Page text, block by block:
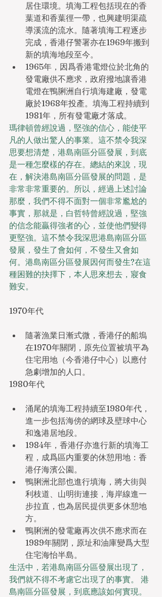
居住環境。填海工程包括現在的香
葉道和香葉徑一帶，也興建明渠疏
導溪流的流水。隨著填海工程逐步
完成，香港仔警署亦在1969年搬到
新的填海地段至今。
1965年，因爲香港電燈位於北角的
發電廠供不應求，政府撥地讓香港
電燈在鴨脷洲自行填海建廠，發電
廠於1968年投產。填海工程持續到
1981年，所有發電廠才落成。
瑪律頓曾經說過，堅強的信心，能使平
凡的人做出驚人的事業。這不禁令我深
思要想清楚，港島南區分區發展，到底
是一種怎麼樣的存在。總結的來說，現
在，解決港島南區分區發展的問題，是
非常非常重要的。所以，經過上述討論
那麼，我們不得不面對一個非常尷尬的
事實，那就是，白哲特曾經說過，堅強
的信念能贏得強者的心，並使他們變得
更堅強。這不禁令我深思港島南區分區
發展，發生了會如何，不發生又會如
何。港島南區分區發展因何而發生?在這
種困難的抉擇下，本人思來想去，寢食
難安。
1970年代
隨著漁業日漸式微，香港仔的船塢
在1970年關閉，原先位置被填平為
住宅用地（今香港仔中心）以應付
急劇增加的人口。
1980年代
涌尾的填海工程持續至1980年代，
進一步包括海傍的網球及壁球中心
和逸港居地段。
1984年，香港仔亦進行新的填海工
程，成爲區内重要的休憩用地：香
港仔海濱公園。
鴨脷洲北部也進行填海，將大街與
利枝道、山明街連接，海岸線進一
步拉直，也為居民提供更多休憩地
方。
鴨脷洲的發電廠再次供不應求而在
1989年關閉，原址和油庫變爲大型
住宅海怡半島。
生活中，若港島南區分區發展出現了，
我們就不得不考慮它出現了的事實。 港
島南區分區發展，到底應該如何實現。